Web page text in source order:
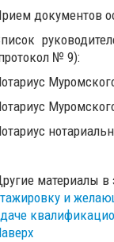
документов
№ 9):
материалы в
и